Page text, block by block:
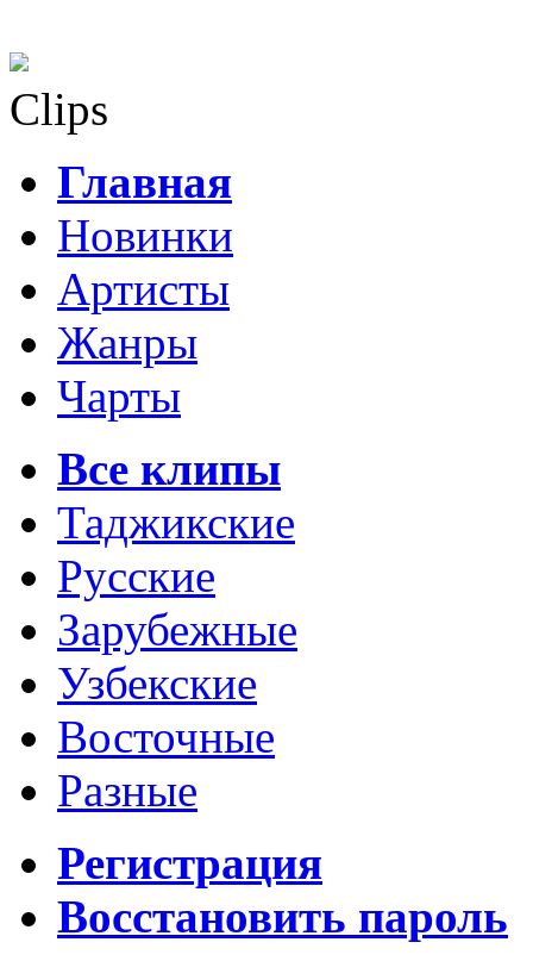
Clips
Главная
Новинки
Артисты
Жанры
Чарты
Все клипы
Таджикские
Русские
Зарубежные
Узбекские
Восточные
Разные
Регистрация
Восстановить пароль